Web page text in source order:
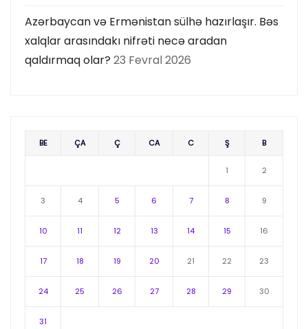
Azərbaycan və Ermənistan sülhə hazırlaşır. Bəs
xalqlar arasındakı nifrəti necə aradan
qaldırmaq olar? 23 Fevral 2026
BE ÇA Ç CA C Ş B
1 2
3 4 5 6 7 8 9
10 11 12 13 14 15 16
17 18 19 20 21 22 23
24 25 26 27 28 29 30
31